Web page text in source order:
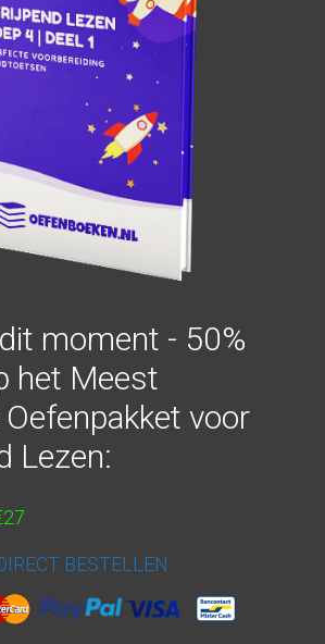
moment - 50%
het Meest
voor
Lezen:
BESTELLEN